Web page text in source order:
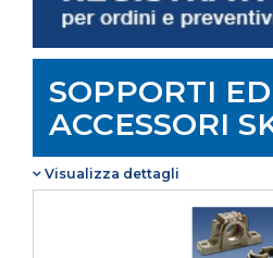
SOPPORTI ED
ACCESSORI
Visualizza dettagli
La gamma dei sopporti
tipologie di sopporti, la
Visualizza dettagli